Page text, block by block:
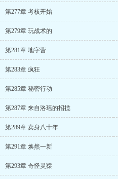
第277章 考核开始
第279章 玩战术的
第281章 地字营
第283章 疯狂
第285章 秘密行动
第287章 来自洛瑶的招揽
第289章 卖身八十年
第291章 焕然一新
第293章 奇怪灵猿